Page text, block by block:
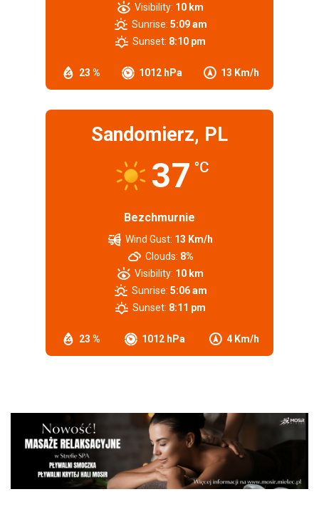
23 % 1012 hPa 13 Km/h
Visibility: 10 km
Sunrise: 5:09 am
Sunset: 8:10 pm
Sandomierz, PL
37 °C
Bezchmurnie
23 % 1012 hPa 4 Km/h
Wind Gust: 13 Km/h
Clouds: 8%
Visibility: 10 km
Sunrise: 5:06 am
Sunset: 8:11 pm